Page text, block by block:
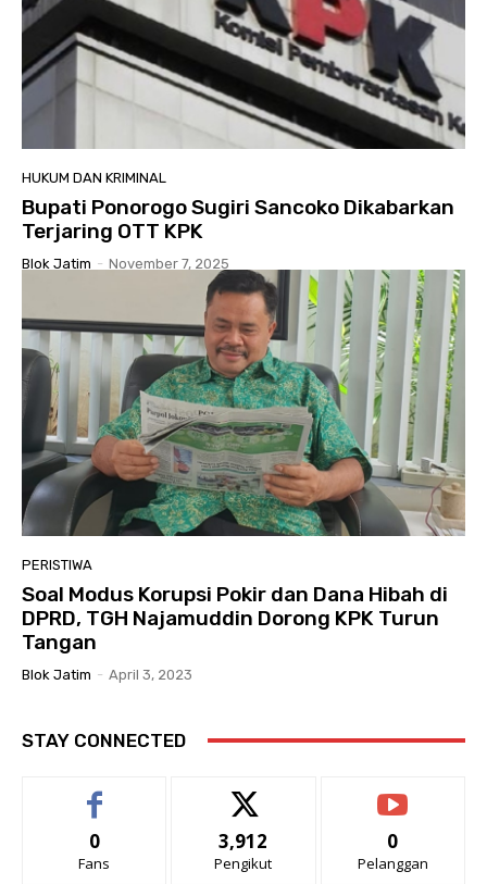
HUKUM DAN KRIMINAL
Bupati Ponorogo Sugiri Sancoko Dikabarkan
Terjaring OTT KPK
Blok Jatim - November 7, 2025
PERISTIWA
Soal Modus Korupsi Pokir dan Dana Hibah di
DPRD, TGH Najamuddin Dorong KPK Turun
Tangan
Blok Jatim - April 3, 2023
STAY CONNECTED
0
Fans
3,912
Pengikut
0
Pelanggan